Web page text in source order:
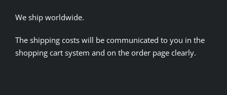
We ship worldwide.
The shipping costs will be communicated to you in the
shopping cart system and on the order page clearly.